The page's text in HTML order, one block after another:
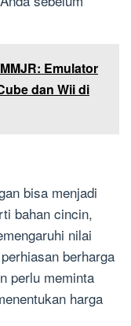
Emulator
dan Wii di
bisa menjadi
bahan cincin,
nilai
berharga
perlu meminta
harga